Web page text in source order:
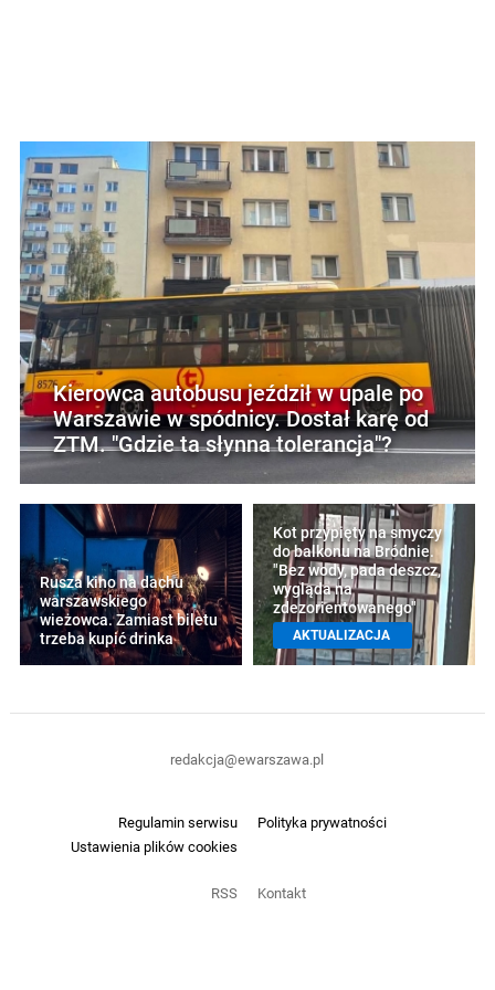
Kierowca autobusu jeździł w upale po
Warszawie w spódnicy. Dostał karę od
ZTM. "Gdzie ta słynna tolerancja"?
Rusza kino na dachu
warszawskiego
wieżowca. Zamiast biletu
trzeba kupić drinka
Kot przypięty na smyczy
do balkonu na Bródnie.
"Bez wody, pada deszcz,
wygląda na
zdezorientowanego"
AKTUALIZACJA
Regulamin serwisu
Polityka prywatności
Ustawienia plików cookies
RSS Kontakt
redakcja@ewarszawa.pl